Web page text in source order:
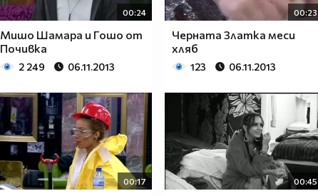
00:24
Мишо Шамара и Гошо от
Почивка
2 249 06.11.2013
00:23
Черната Златка меси
хляб
123 06.11.2013
00:17 00:45